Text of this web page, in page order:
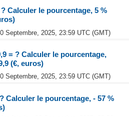
Calculer le pourcentage, 5 %
Septembre, 2025, 23:59 UTC (GMT)
= ? Calculer le pourcentage,
(€, euros)
Septembre, 2025, 23:59 UTC (GMT)
Calculer le pourcentage, - 57 %